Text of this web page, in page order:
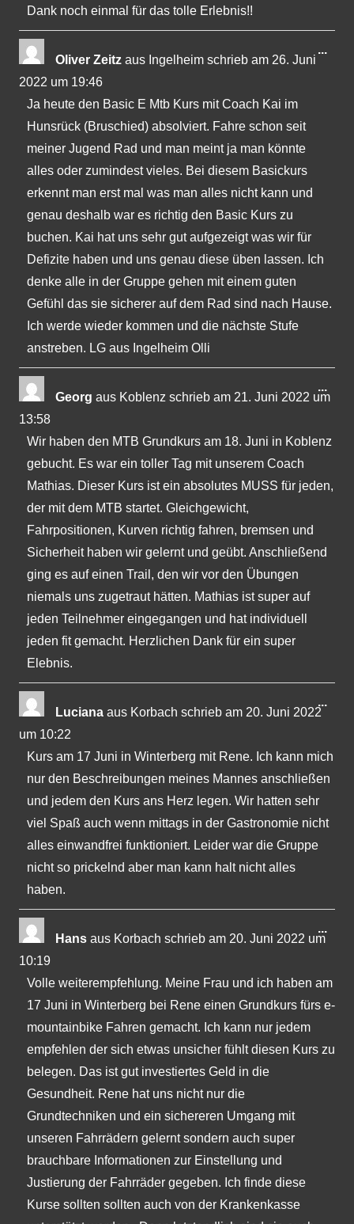
Dank noch einmal für das tolle Erlebnis!!
Oliver Zeitz aus Ingelheim schrieb am 26. Juni
2022 um 19:46
Ja heute den Basic E Mtb Kurs mit Coach Kai im
Hunsrück (Bruschied) absolviert. Fahre schon seit
meiner Jugend Rad und man meint ja man könnte
alles oder zumindest vieles. Bei diesem Basickurs
erkennt man erst mal was man alles nicht kann und
genau deshalb war es richtig den Basic Kurs zu
buchen. Kai hat uns sehr gut aufgezeigt was wir für
Defizite haben und uns genau diese üben lassen. Ich
denke alle in der Gruppe gehen mit einem guten
Gefühl das sie sicherer auf dem Rad sind nach Hause.
Ich werde wieder kommen und die nächste Stufe
anstreben. LG aus Ingelheim Olli
...
Georg aus Koblenz schrieb am 21. Juni 2022 um
13:58
Wir haben den MTB Grundkurs am 18. Juni in Koblenz
gebucht. Es war ein toller Tag mit unserem Coach
Mathias. Dieser Kurs ist ein absolutes MUSS für jeden,
der mit dem MTB startet. Gleichgewicht,
Fahrpositionen, Kurven richtig fahren, bremsen und
Sicherheit haben wir gelernt und geübt. Anschließend
ging es auf einen Trail, den wir vor den Übungen
niemals uns zugetraut hätten. Mathias ist super auf
jeden Teilnehmer eingegangen und hat individuell
jeden fit gemacht. Herzlichen Dank für ein super
Elebnis.
...
Luciana aus Korbach schrieb am 20. Juni 2022
um 10:22
Kurs am 17 Juni in Winterberg mit Rene. Ich kann mich
nur den Beschreibungen meines Mannes anschließen
und jedem den Kurs ans Herz legen. Wir hatten sehr
viel Spaß auch wenn mittags in der Gastronomie nicht
alles einwandfrei funktioniert. Leider war die Gruppe
nicht so prickelnd aber man kann halt nicht alles
haben.
...
Hans aus Korbach schrieb am 20. Juni 2022 um
10:19
Volle weiterempfehlung. Meine Frau und ich haben am
17 Juni in Winterberg bei Rene einen Grundkurs fürs e-
mountainbike Fahren gemacht. Ich kann nur jedem
empfehlen der sich etwas unsicher fühlt diesen Kurs zu
belegen. Das ist gut investiertes Geld in die
Gesundheit. Rene hat uns nicht nur die
Grundtechniken und ein sichereren Umgang mit
unseren Fahrrädern gelernt sondern auch super
brauchbare Informationen zur Einstellung und
Justierung der Fahrräder gegeben. Ich finde diese
Kurse sollten sollten auch von der Krankenkasse
...